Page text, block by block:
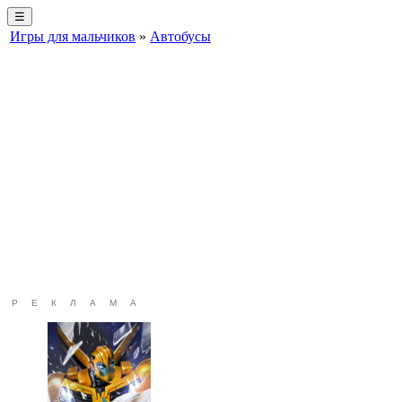
☰
Игры для мальчиков » Автобусы
РЕКЛАМА